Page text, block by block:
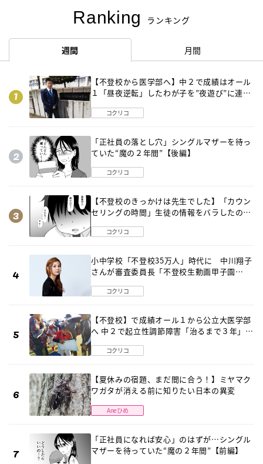
Ranking ランキング
週間 月間
【不登校から医学部へ】中２で成績はオール
１「昼夜逆転」したわが子を”夜遊び”に連れ
コクリコ
「正社員の落とし穴」シングルマザーを待っ
ていた“魔の２年間”【後編】
コクリコ
【不登校のきっかけは先生でした】「カウン
セリングの時間」生徒の情報をバラしたの
コクリコ
小中学校「不登校35万人」時代に 中川翔子
さんが審査委員長「不登校生動画甲子園
コクリコ
【不登校】で成績オール１から公立大医学部
へ 中２で起立性調節障害「治るまで３年」の
コクリコ
【夏休みの宿題、まだ間に合う！】ミヤマク
ワガタが消える前に知りたい日本の異変
Aneひめ
「正社員になれば安心」のはずが…シングル
マザーを待っていた“魔の２年間”【前編】